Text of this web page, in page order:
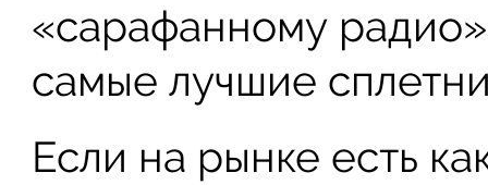
«сарафанному
самые лучшие
Если на рынке есть